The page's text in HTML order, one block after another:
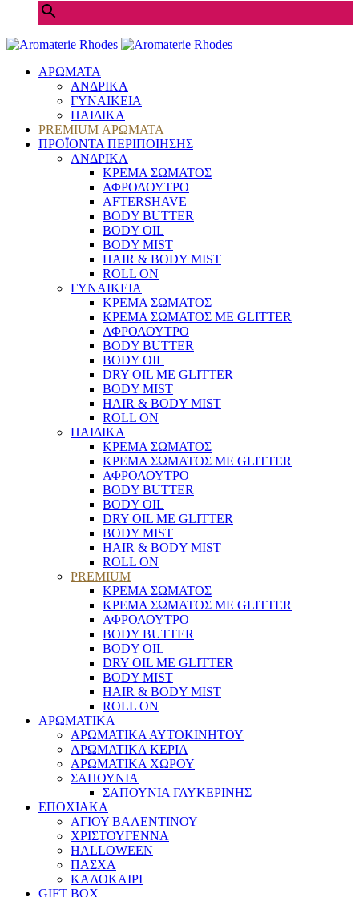
ΑΡΩΜΑΤΑ
ΑΝΔΡΙΚΑ
ΓΥΝΑΙΚΕΙΑ
ΠΑΙΔΙΚΑ
PREMIUM ΑΡΩΜΑΤΑ
ΠΡΟΪΟΝΤΑ ΠΕΡΙΠΟΙΗΣΗΣ
ΑΝΔΡΙΚΑ
ΚΡΕΜΑ ΣΩΜΑΤΟΣ
ΑΦΡΟΛΟΥΤΡΟ
AFTERSHAVE
BODY BUTTER
BODY OIL
BODY MIST
HAIR & BODY MIST
ROLL ON
ΓΥΝΑΙΚΕΙΑ
ΚΡΕΜΑ ΣΩΜΑΤΟΣ
ΚΡΕΜΑ ΣΩΜΑΤΟΣ ΜΕ GLITTER
ΑΦΡΟΛΟΥΤΡΟ
BODY BUTTER
BODY OIL
DRY OIL ΜΕ GLITTER
BODY MIST
HAIR & BODY MIST
ROLL ON
ΠΑΙΔΙΚΑ
ΚΡΕΜΑ ΣΩΜΑΤΟΣ
ΚΡΕΜΑ ΣΩΜΑΤΟΣ ΜΕ GLITTER
ΑΦΡΟΛΟΥΤΡΟ
BODY BUTTER
BODY OIL
DRY OIL ΜΕ GLITTER
BODY MIST
HAIR & BODY MIST
ROLL ON
PREMIUM
ΚΡΕΜΑ ΣΩΜΑΤΟΣ
ΚΡΕΜΑ ΣΩΜΑΤΟΣ ΜΕ GLITTER
ΑΦΡΟΛΟΥΤΡΟ
BODY BUTTER
BODY OIL
DRY OIL ΜΕ GLITTER
BODY MIST
HAIR & BODY MIST
ROLL ON
ΑΡΩΜΑΤΙΚΑ
ΑΡΩΜΑΤΙΚΑ ΑΥΤΟΚΙΝΗΤΟΥ
ΑΡΩΜΑΤΙΚΑ ΚΕΡΙΑ
ΑΡΩΜΑΤΙΚΑ ΧΩΡΟΥ
ΣΑΠΟΥΝΙΑ
ΣΑΠΟΥΝΙΑ ΓΛΥΚΕΡΙΝΗΣ
ΕΠΟΧΙΑΚΑ
ΑΓΙΟΥ ΒΑΛΕΝΤΙΝΟΥ
ΧΡΙΣΤΟΥΓΕΝΝΑ
HALLOWEEN
ΠΑΣΧΑ
ΚΑΛΟΚΑΙΡΙ
GIFT BOX